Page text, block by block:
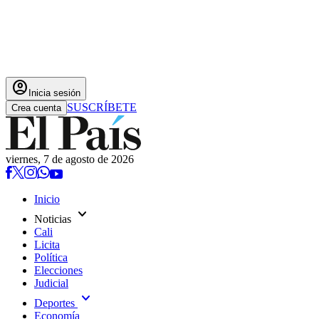
account_circle Inicia sesión
Crea cuenta SUSCRÍBETE
viernes, 7 de agosto de 2026
Inicio
Noticias expand_more
Cali
Licita
Política
Elecciones
Judicial
Deportes expand_more
Economía